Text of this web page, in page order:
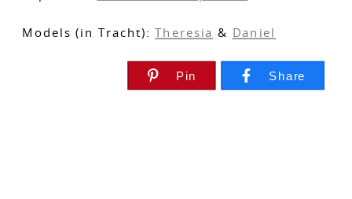
Models (in Tracht):Theresia & Daniel
Pin Share